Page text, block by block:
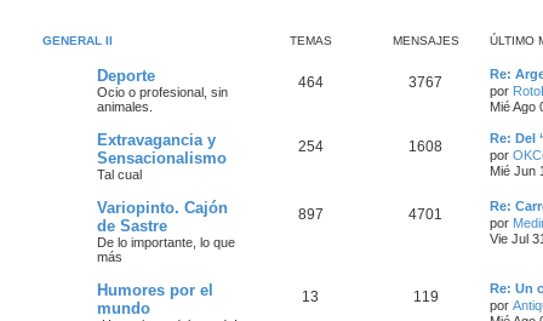
GENERAL II TEMAS MENSAJES ÚLTIMO
Deporte
Ocio o profesional, sin
animales.
464 3767
Re:
por
Mié Ago
Extravagancia y
Sensacionalismo
Tal cual
254 1608
Re: Del
por
Mié Jun
Variopinto. Cajón
de Sastre
De lo importante, lo que
más
897 4701
Re:
por
Vie Jul
Humores por el
mundo
13 119
Re: Un
por